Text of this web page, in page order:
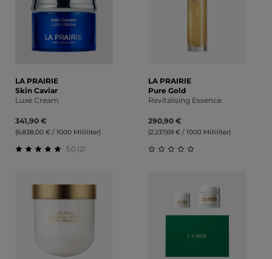
LA PRAIRIE
Skin Caviar
Luxe Cream
341,90 €
(6.838,00 € / 1000 Milliliter)
5.0 (2)
LA PRAIRIE
Pure Gold
Revitalising Essence
290,90 €
(2.237,69 € / 1000 Milliliter)